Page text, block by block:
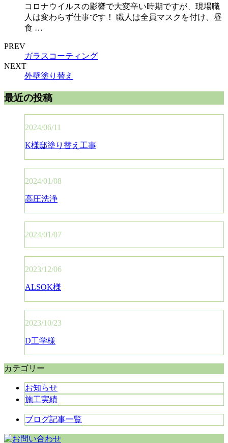
コロナウイルスの影響で大変辛い時期ですが、現場職
人は変わらず仕事です！ 職人は全員マスクを付け、昼
食 …
PREV
ガラスコーティング
NEXT
外壁塗り替え
最近の投稿
2024/06/11
K様邸塗り替え工事
2024/01/08
高圧洗浄
2024/01/07
2023/12/06
ALSOK様
2023/10/23
D工学様
カテゴリー
お知らせ
施工実績
ブログ記事一覧